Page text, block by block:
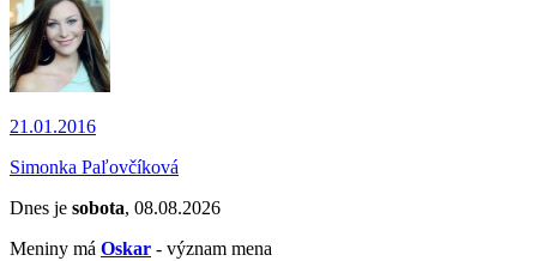
21.01.2016
Simonka Paľovčíková
Dnes je sobota, 08.08.2026
Meniny má Oskar - význam mena